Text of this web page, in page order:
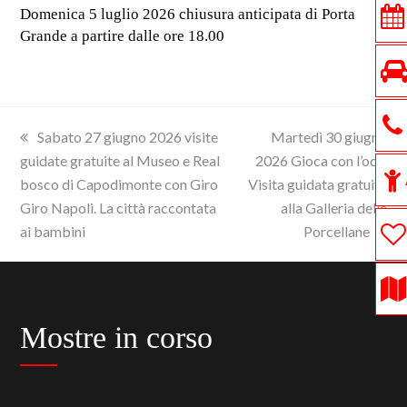
Domenica 5 luglio 2026 chiusura anticipata di Porta
Grande a partire dalle ore 18.00
previous
post:
Sabato 27 giugno 2026 visite
guidate gratuite al Museo e Real
bosco di Capodimonte con Giro
Giro Napoli. La città raccontata
ai bambini
next
post:
Martedì 30 giugno
2026 Gioca con l’oca.
Visita guidata gratuita
alla Galleria delle
Porcellane
Mostre in corso